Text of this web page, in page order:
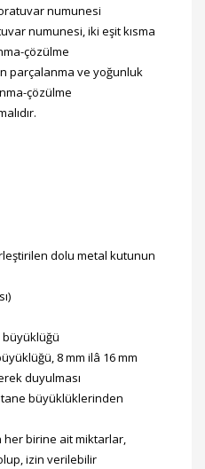
numunesi
numunesi, iki eşit kısma
çözülme
parçalanma ve yoğunluk
çözülme
dolu metal kutunun
büyüklüğü
8 mm ilâ 16 mm
duyulması
tane büyüklüklerinden
her birine ait miktarlar,
izin verilebilir